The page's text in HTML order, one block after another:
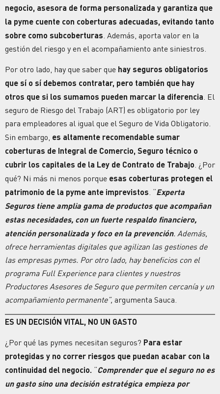
negocio, asesora de forma personalizada y garantiza que
la pyme cuente con coberturas adecuadas, evitando tanto
sobre como subcoberturas . Además, aporta valor en la
gestión del riesgo y en el acompañamiento ante siniestros.
Por otro lado, hay que saber que hay seguros obligatorios
que sí o sí debemos contratar, pero también que hay
otros que si los sumamos pueden marcar la diferencia. El
seguro de Riesgo del Trabajo (ART) es obligatorio por ley
para empleadores al igual que el Seguro de Vida Obligatorio.
Sin embargo, es altamente recomendable sumar
coberturas de Integral de Comercio, Seguro técnico o
cubrir los capitales de la Ley de Contrato de Trabajo. ¿Por
qué? Ni más ni menos porque esas coberturas protegen el
patrimonio de la pyme ante imprevistos. “Experta
Segurostiene amplia gama de productos que acompañan
estas necesidades, con un fuerte respaldo financiero,
atención personalizada y foco en la prevención. Además,
ofrece herramientas digitales que agilizan las gestiones de
las empresas pymes. Por otro lado, hay beneficios con el
programa Full Experience para clientes y nuestros
Productores Asesores de Seguro que permiten cercanía y un
acompañamiento permanente”, argumenta Sauca.
ES UN DECISIÓN VITAL, NO UN GASTO
¿Por qué las pymes necesitan seguros? Para estar
protegidas y no correr riesgos que puedan acabar con la
continuidad del negocio. “Comprender que el seguro no es
un gasto sino una decisión estratégica empieza por